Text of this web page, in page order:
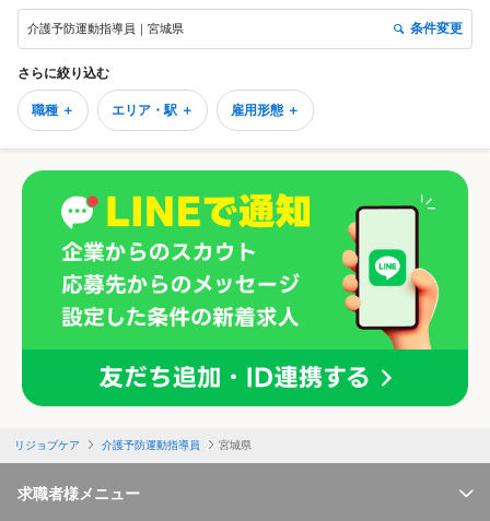
介護予防運動指導員｜宮城県 条件変更
さらに絞り込む
職種 ＋ エリア・駅 ＋ 雇用形態 ＋
リジョブケア 介護予防運動指導員 宮城県
求職者様メニュー